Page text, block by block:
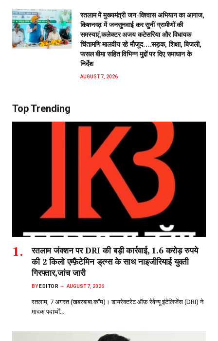
रतलाम में मुख्यमंत्री जन-विश्वास अभियान का आगाज,
किशनगढ़ में जनसुनवाई कर सुनीं ग्रामीणों की
समस्याएं,कलेक्टर अजय कटेसरिया और विधायक
चिंतामणि मालवीय रहे मौजूद….सड़क, शिक्षा, बिजली,
फसल बीमा सहित विभिन्न मुद्दों पर दिए समाधान के
निर्देश
AUGUST 7, 2026
Top Trending
रतलाम जंक्शन पर DRI की बड़ी कार्रवाई, 1.6 करोड़ रुपये
की 2 किलो एम्फ़ैटेमिन ड्रग्स के साथ नाइजीरियाई युवती
गिरफ्तार,जांच जारी
BY EDITOR AUGUST 7, 2026
रतलाम, 7 अगस्त (खबरबाबा.कॉम)। डायरेक्टरेट ऑफ़ रेवेन्यू इंटेलिजेंस (DRI) ने
मादक पदार्थों…